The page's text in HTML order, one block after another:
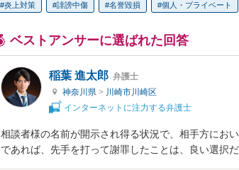
炎上対策 誹謗中傷 名誉毀損 個人・プライベート
ベストアンサーに選ばれた回答
稲葉 進太郎 弁護士
神奈川県 > 川崎市川崎区
インターネットに注力する弁護士
相談者様の名前が開示され得る状況で、相手方にお
であれば、先手を打って謝罪したことは、良い選択